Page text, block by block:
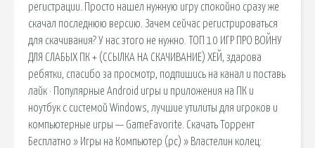
регистрации. Просто нашел нужную игру спокойно сразу же
скачал последнюю версию. Зачем сейчас регистрироваться
для скачивания? У нас этого не нужно. ТОП 10 ИГР ПРО ВОЙНУ
ДЛЯ СЛАБЫХ ПК + (ССЫЛКА НА СКАЧИВАНИЕ) ХЕЙ, здарова
ребятки, спасибо за просмотр, подпишись на канал и поставь
лайк · Популярные Android игры и приложения на ПК и
ноутбук с системой Windows, лучшие утилиты для игроков и
компьютерные игры — GameFavorite. Скачать Торрент
Бесплатно » Игры на Компьютер (pc) » Властелин колец: